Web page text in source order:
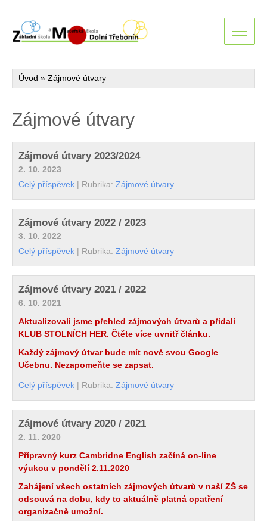
Úvod » Zájmové útvary
Zájmové útvary
Zájmové útvary 2023/2024
2. 10. 2023
Celý příspěvek | Rubrika: Zájmové útvary
Zájmové útvary 2022 / 2023
3. 10. 2022
Celý příspěvek | Rubrika: Zájmové útvary
Zájmové útvary 2021 / 2022
6. 10. 2021
Aktualizovali jsme přehled zájmových útvarů a přidali
KLUB STOLNÍCH HER. Čtěte více uvnitř článku.
Každý zájmový útvar bude mít nově svou Google
Učebnu. Nezapomeňte se zapsat.
Celý příspěvek | Rubrika: Zájmové útvary
Zájmové útvary 2020 / 2021
2. 11. 2020
Přípravný kurz Cambridne English začíná on-line
výukou v pondělí 2.11.2020
Zahájení všech ostatních zájmových útvarů v naší ZŠ se
odsouvá na dobu, kdy to aktuálně platná opatření
organizačně umožní.